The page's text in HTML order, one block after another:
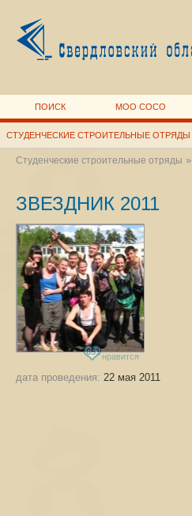
ПОИСК МОО СОСО
СТУДЕНЧЕСКИЕ СТРОИТЕЛЬНЫЕ ОТРЯДЫ
Студенческие строительные отряды »
ЗВЕЗДНИК 2011
651 нравится
дата проведения: 22 мая 2011